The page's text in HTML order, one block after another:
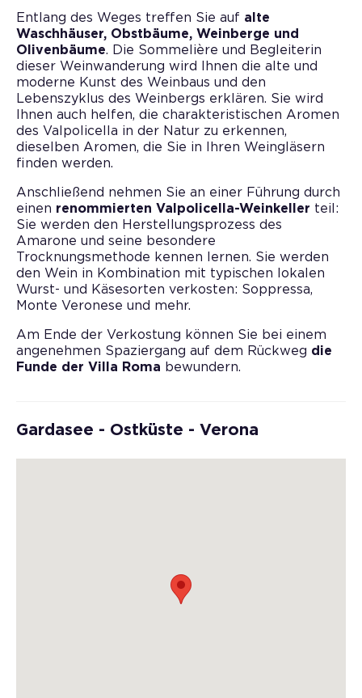
Entlang des Weges treffen Sie auf alte
Waschhäuser, Obstbäume, Weinberge und
Olivenbäume. Die Sommelière und Begleiterin
dieser Weinwanderung wird Ihnen die alte und
moderne Kunst des Weinbaus und den
Lebenszyklus des Weinbergs erklären. Sie wird
Ihnen auch helfen, die charakteristischen Aromen
des Valpolicella in der Natur zu erkennen,
dieselben Aromen, die Sie in Ihren Weingläsern
finden werden.
Anschließend nehmen Sie an einer Führung durch
einen renommierten Valpolicella-Weinkeller teil:
Sie werden den Herstellungsprozess des
Amarone und seine besondere
Trocknungsmethode kennen lernen. Sie werden
den Wein in Kombination mit typischen lokalen
Wurst- und Käsesorten verkosten: Soppressa,
Monte Veronese und mehr.
Am Ende der Verkostung können Sie bei einem
angenehmen Spaziergang auf dem Rückweg die
Funde der Villa Roma bewundern.
Gardasee - Ostküste - Verona